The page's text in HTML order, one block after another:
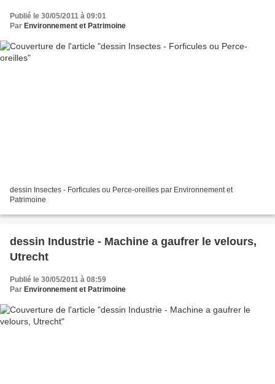
Publié le 30/05/2011 à 09:01
Par Environnement et Patrimoine
dessin Insectes - Forficules ou Perce-oreilles par Environnement et
Patrimoine
dessin Industrie - Machine a gaufrer le velours,
Utrecht
Publié le 30/05/2011 à 08:59
Par Environnement et Patrimoine